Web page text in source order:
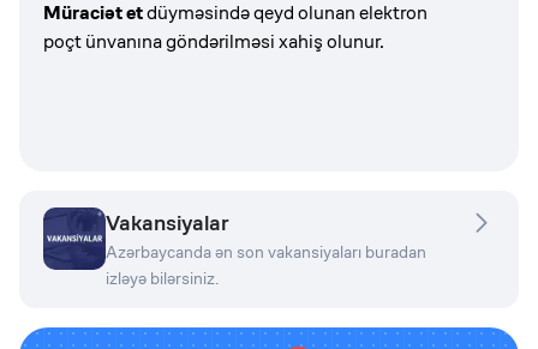
Müraciət etdüyməsində qeyd olunan elektron
poçt ünvanına göndərilməsi xahiş olunur.
Vakansiyalar
Azərbaycanda ən son vakansiyaları buradan
izləyə bilərsiniz.